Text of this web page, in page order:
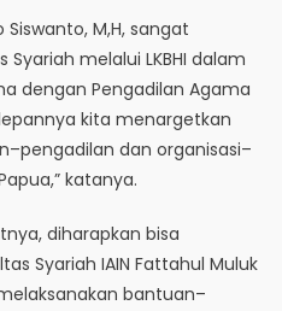
Siswanto, M,H, sangat
melalui LKBHI dalam
dengan Pengadilan Agama
kita menargetkan
dan organisasi–
katanya.
diharapkan bisa
Syariah IAIN Fattahul Muluk
bantuan–